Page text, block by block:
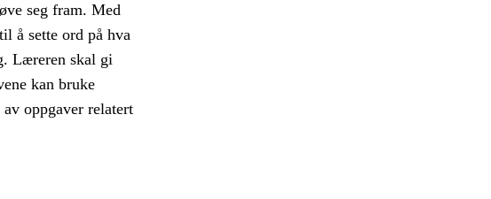
seg fram. Med
å sette ord på hva
Læreren skal gi
kan bruke
oppgaver relatert